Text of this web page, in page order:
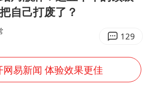
山东一元代青花杯离奇失踪
陈幸同晋级WTT横滨冠军赛8强
宇树科技中一签需缴款7.54万元
自己打废了？
129
网易新闻 体验效果更佳